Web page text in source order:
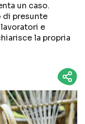
un caso.
di presunte
e
la propria